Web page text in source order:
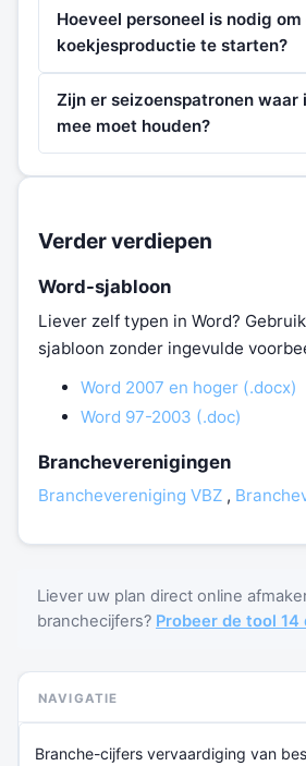
Hoeveel personeel is nodig
koekjesproductie te starten?
Zijn er seizoenspatronen waar
mee moet houden?
Verder verdiepen
Word-sjabloon
Liever zelf typen in Word?
sjabloon zonder ingevulde
Word 2007 en hoger (.docx)
Word 97-2003 (.doc)
Brancheverenigingen
Branchevereniging VBZ ,
Liever uw plan direct online
branchecijfers? Probeer de tool
NAVIGATIE
Branche-cijfers vervaardiging van